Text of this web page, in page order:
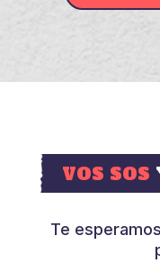
VOS SOS
Te